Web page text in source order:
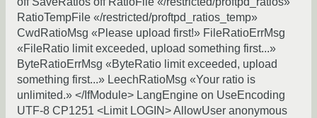
RatioTempFile «/restricted/proftpd_ratios_temp»
CwdRatioMsg «Please upload first!» FileRatioErrMsg
«FileRatio limit exceeded, upload something first...»
ByteRatioErrMsg «ByteRatio limit exceeded, upload
something first...» LeechRatioMsg «Your ratio is
unlimited.» </IfModule> LangEngine on UseEncoding
UTF-8 CP1251 <Limit LOGIN> AllowUser anonymous